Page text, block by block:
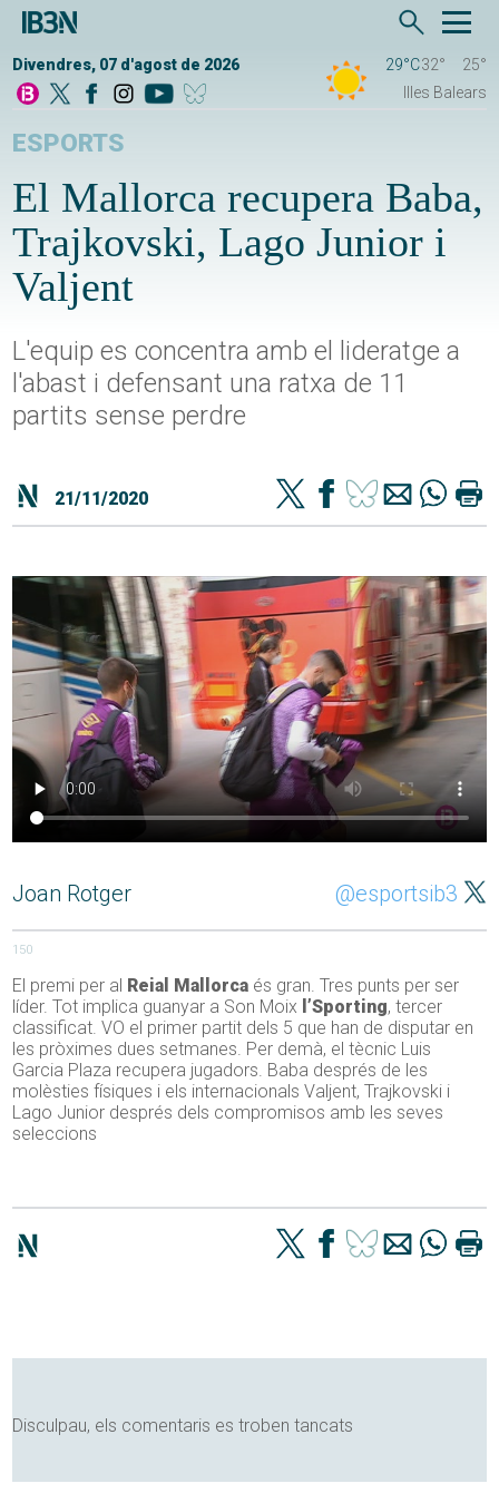
Divendres, 07 d'agost de 2026 29°C32°
25°
Illes Balears
ESPORTS
El Mallorca recupera Baba,
Trajkovski, Lago Junior i
Valjent
L'equip es concentra amb el lideratge a
l'abast i defensant una ratxa de 11
partits sense perdre
21/11/2020
Joan Rotger @esportsib3
150
El premi per al Reial Mallorca és gran. Tres punts per ser
líder. Tot implica guanyar a Son Moix l’Sporting, tercer
classificat. VO el primer partit dels 5 que han de disputar en
les pròximes dues setmanes. Per demà, el tècnic Luis
Garcia Plaza recupera jugadors. Baba després de les
molèsties físiques i els internacionals Valjent, Trajkovski i
Lago Junior després dels compromisos amb les seves
seleccions
Disculpau, els comentaris es troben tancats